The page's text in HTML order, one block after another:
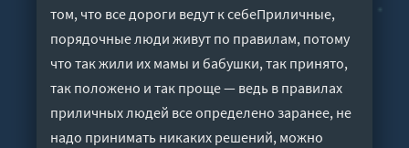
том, что все дороги ведут к себеПриличные,
порядочные люди живут по правилам, потому
что так жили их мамы и бабушки, так принято,
так положено и так проще — ведь в правилах
приличных людей все определено заранее, не
надо принимать никаких решений, можно